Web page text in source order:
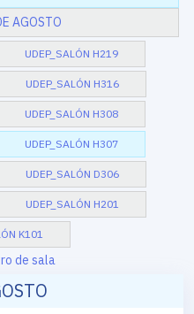
AGOSTO
UDEP_SALÓN H219
UDEP_SALÓN H316
UDEP_SALÓN H308
UDEP_SALÓN H307
UDEP_SALÓN D306
UDEP_SALÓN H201
K101
de sala